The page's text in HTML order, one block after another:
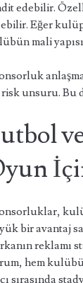
edebilir.
Eğer
mali
unsuru. Bu
bir avantaj
reklamı
hem
sırasında